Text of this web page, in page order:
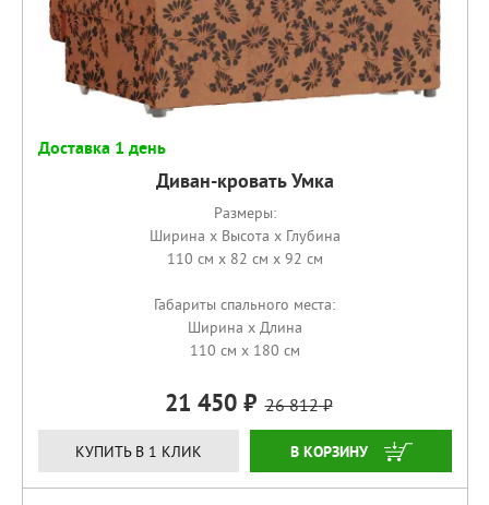
Доставка 1 день
Диван-кровать Умка
Размеры:
Ширина x Высота x Глубина
110 см x 82 см x 92 см
Габариты спального места:
Ширина x Длина
110 см x 180 см
21 450 26 812
КУПИТЬ В 1 КЛИК КУПИТЬ